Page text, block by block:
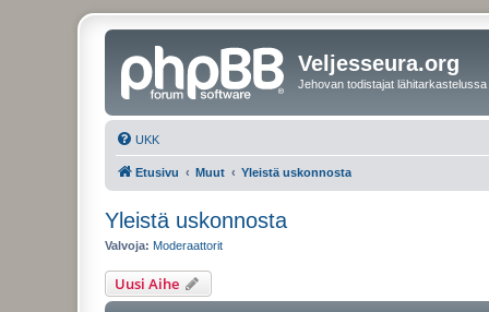
Veljesseura.org
Jehovan todistajat lähitarkastelussa
UKK
Etusivu Muut Yleistä uskonnosta
Yleistä uskonnosta
Valvoja: Moderaattorit
Uusi Aihe